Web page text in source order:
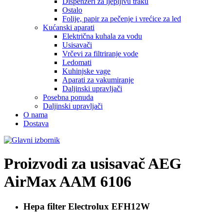
Ostalo
Folije, papir za pečenje i vrećice za led
Kućanski aparati
Električna kuhala za vodu
Usisavači
Vrčevi za filtriranje vode
Ledomati
Kuhinjske vage
Aparati za vakumiranje
Daljinski upravljači
Posebna ponuda
Daljinski upravljači
O nama
Dostava
Proizvodi za usisavačAEG
AirMax AAM 6106
Hepa filter Electrolux EFH12W